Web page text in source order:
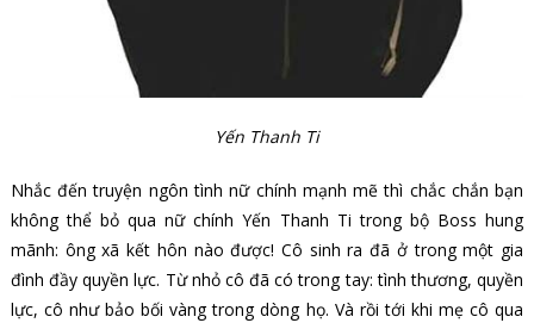
Yến Thanh Ti
Nhắc đến truyện ngôn tình nữ chính mạnh mẽ thì chắc chắn bạn
không thể bỏ qua nữ chính Yến Thanh Ti trong bộ Boss hung
mãnh: ông xã kết hôn nào được! Cô sinh ra đã ở trong một gia
đình đầy quyền lực. Từ nhỏ cô đã có trong tay: tình thương, quyền
lực, cô như bảo bối vàng trong dòng họ. Và rồi tới khi mẹ cô qua